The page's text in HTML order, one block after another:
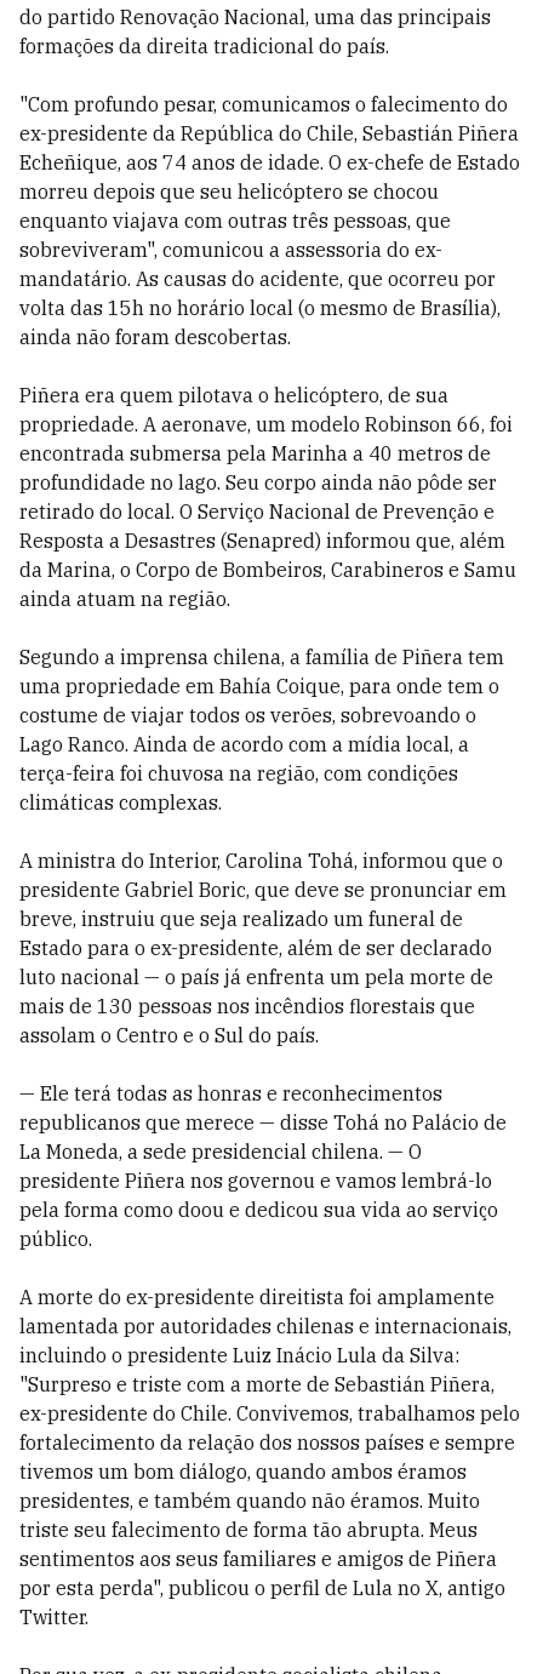
do partido Renovação Nacional, uma das principais
formações da direita tradicional do país.
"Com profundo pesar, comunicamos o falecimento do
ex-presidente da República do Chile, Sebastián Piñera
Echeñique, aos 74 anos de idade. O ex-chefe de Estado
morreu depois que seu helicóptero se chocou
enquanto viajava com outras três pessoas, que
sobreviveram", comunicou a assessoria do ex-
mandatário. As causas do acidente, que ocorreu por
volta das 15h no horário local (o mesmo de Brasília),
ainda não foram descobertas.
Piñera era quem pilotava o helicóptero, de sua
propriedade. A aeronave, um modelo Robinson 66, foi
encontrada submersa pela Marinha a 40 metros de
profundidade no lago. Seu corpo ainda não pôde ser
retirado do local. O Serviço Nacional de Prevenção e
Resposta a Desastres (Senapred) informou que, além
da Marina, o Corpo de Bombeiros, Carabineros e Samu
ainda atuam na região.
Segundo a imprensa chilena, a família de Piñera tem
uma propriedade em Bahía Coique, para onde tem o
costume de viajar todos os verões, sobrevoando o
Lago Ranco. Ainda de acordo com a mídia local, a
terça-feira foi chuvosa na região, com condições
climáticas complexas.
A ministra do Interior, Carolina Tohá, informou que o
presidente Gabriel Boric, que deve se pronunciar em
breve, instruiu que seja realizado um funeral de
Estado para o ex-presidente, além de ser declarado
luto nacional — o país já enfrenta um pela morte de
mais de 130 pessoas nos incêndios florestais que
assolam o Centro e o Sul do país.
— Ele terá todas as honras e reconhecimentos
republicanos que merece — disse Tohá no Palácio de
La Moneda, a sede presidencial chilena. — O
presidente Piñera nos governou e vamos lembrá-lo
pela forma como doou e dedicou sua vida ao serviço
público.
A morte do ex-presidente direitista foi amplamente
lamentada por autoridades chilenas e internacionais,
incluindo o presidente Luiz Inácio Lula da Silva:
"Surpreso e triste com a morte de Sebastián Piñera,
ex-presidente do Chile. Convivemos, trabalhamos pelo
fortalecimento da relação dos nossos países e sempre
tivemos um bom diálogo, quando ambos éramos
presidentes, e também quando não éramos. Muito
triste seu falecimento de forma tão abrupta. Meus
sentimentos aos seus familiares e amigos de Piñera
por esta perda", publicou o perfil de Lula no X, antigo
Twitter.